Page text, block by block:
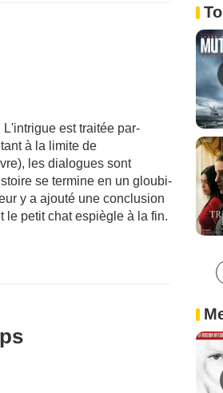
est traitée par-
à la limite de
les dialogues sont
se termine en un gloubi-
y a ajouté une conclusion
le petit chat espiègle à la fin.